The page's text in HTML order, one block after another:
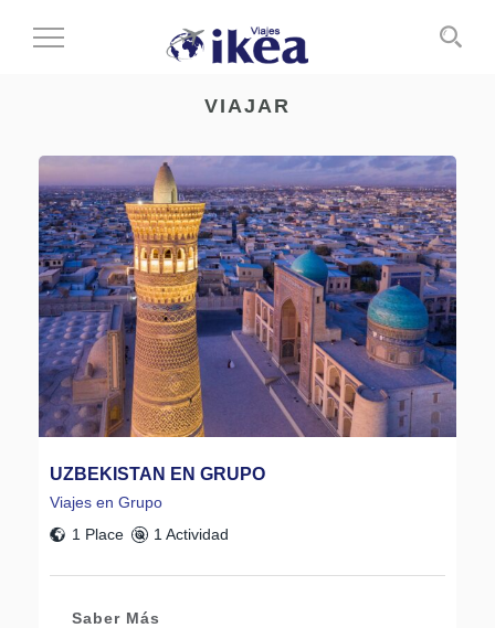
Cambiar
VIAJAR
UZBEKISTAN EN GRUPO
Viajes en Grupo
1 Place
1 Actividad
Saber Más